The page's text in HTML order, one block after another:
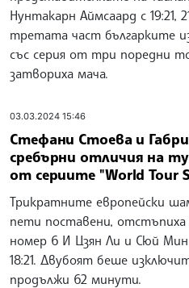
Нунтакарн Аймсаард с 19:21,
третата част българките
със серия от три поредни
затвориха мача.
03.03.2024 15:46
Стефани Стоева и
сребърни отличия на
от сериите "World Tour
Трикратните европейски
пети поставени,
номер 6 И Цзян Ли и Сюй Мин
18:21. Двубоят беше
продължи 62 минути.